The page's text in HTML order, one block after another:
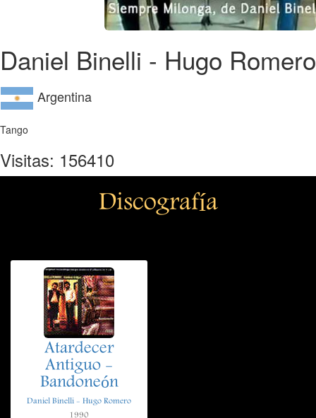
Daniel Binelli - Hugo Romero
Argentina
Tango
Visitas: 156410
Discografía
Atardecer
Antiguo -
Bandoneón
Daniel Binelli - Hugo Romero
1990